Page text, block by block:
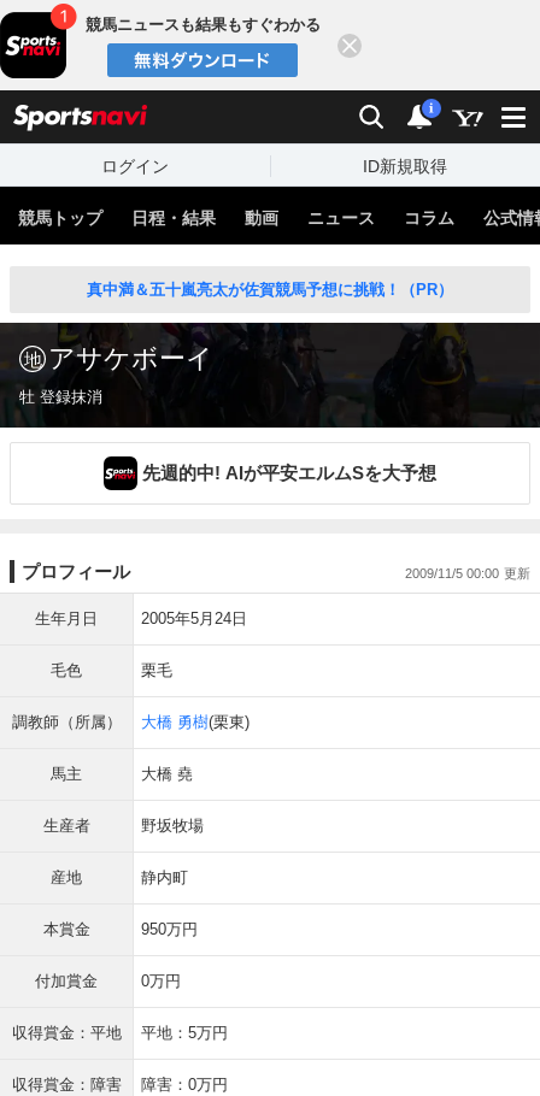
競馬ニュースも結果もすぐわかる
検索 通知
i
ログイン ID新規取得
競馬トップ 日程・結果 動画 ニュース コラム 公式情
真中満＆五十嵐亮太が佐賀競馬予想に挑戦！（PR）
アサケボーイ
牡 登録抹消
先週的中! AIが平安エルムSを大予想
プロフィール 2009/11/5 00:00
生年月日 2005年5月24日
毛色 栗毛
調教師（所属） 大橋 勇樹(栗東)
馬主 大橋 堯
生産者 野坂牧場
産地 静内町
本賞金 950万円
付加賞金 0万円
収得賞金：平地 平地：5万円
収得賞金：障害 障害：0万円